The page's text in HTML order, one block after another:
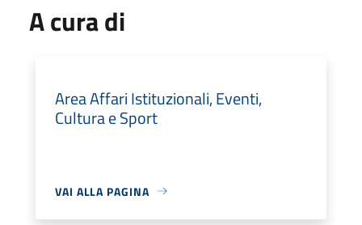
A cura di
Area Affari Istituzionali, Eventi,
Cultura e Sport
VAI ALLA PAGINA